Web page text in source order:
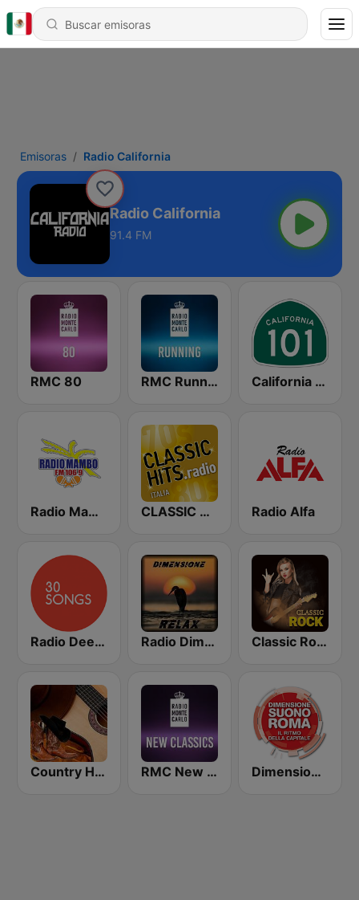
Emisoras Radio California
Radio California
91.4 FM
RMC 80 RMC Running California 101
Radio Mambo 106.9 FM CLASSIC HITS anni 70 80 90 Radio Alfa
Radio Deejay 30 Songs Radio Dimensione Relax (RDR) Classic Rock Station
Country Hits Radio RMC New Classics Dimensione Suono Roma